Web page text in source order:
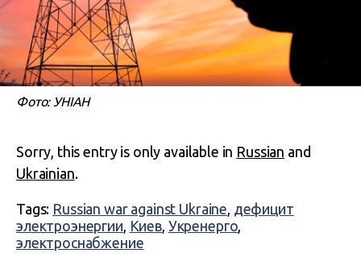
Фото: УНІАН
Sorry, this entry is only available in Russian and
Ukrainian.
Tags: Russian war against Ukraine, дефицит
электроэнергии, Киев, Укренерго,
электроснабжение